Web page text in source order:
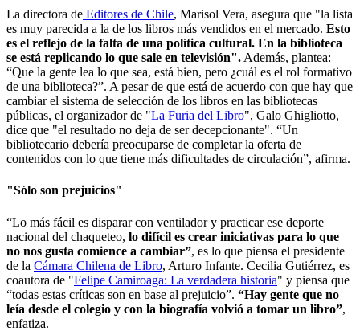
La directora de Editores de Chile, Marisol Vera, asegura que "la lista
es muy parecida a la de los libros más vendidos en el mercado. Esto
es el reflejo de la falta de una política cultural. En la biblioteca
se está replicando lo que sale en televisión". Además, plantea:
“Que la gente lea lo que sea, está bien, pero ¿cuál es el rol formativo
de una biblioteca?”. A pesar de que está de acuerdo con que hay que
cambiar el sistema de selección de los libros en las bibliotecas
públicas, el organizador de "La Furia del Libro", Galo Ghigliotto,
dice que "el resultado no deja de ser decepcionante". “Un
bibliotecario debería preocuparse de completar la oferta de
contenidos con lo que tiene más dificultades de circulación”, afirma.
"Sólo son prejuicios"
“Lo más fácil es disparar con ventilador y practicar ese deporte
nacional del chaqueteo, lo difícil es crear iniciativas para lo que
no nos gusta comience a cambiar”, es lo que piensa el presidente
de la Cámara Chilena de Libro, Arturo Infante. Cecilia Gutiérrez, es
coautora de "Felipe Camiroaga: La verdadera historia" y piensa que
“todas estas críticas son en base al prejuicio”. “Hay gente que no
leía desde el colegio y con la biografía volvió a tomar un libro”,
enfatiza.